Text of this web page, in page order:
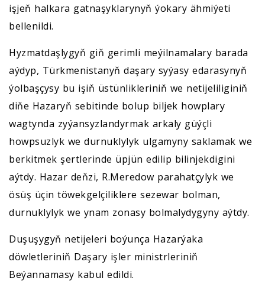
işjeň halkara gatnaşyklarynyň ýokary ähmiýeti
bellenildi.
Hyzmatdaşlygyň giň gerimli meýilnamalary barada
aýdyp, Türkmenistanyň daşary syýasy edarasynyň
ýolbaşçysy bu işiň üstünlikleriniň we netijeliliginiň
diňe Hazaryň sebitinde bolup biljek howplary
wagtynda zyýansyzlandyrmak arkaly güýçli
howpsuzlyk we durnuklylyk ulgamyny saklamak we
berkitmek şertlerinde üpjün edilip bilinjekdigini
aýtdy. Hazar deňzi, R.Meredow parahatçylyk we
ösüş üçin töwekgelçiliklere sezewar bolman,
durnuklylyk we ynam zonasy bolmalydygyny aýtdy.
Duşuşygyň netijeleri boýunça Hazarýaka
döwletleriniň Daşary işler ministrleriniň
Beýannamasy kabul edildi.